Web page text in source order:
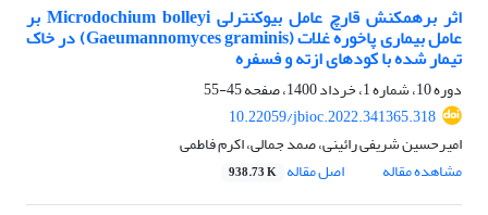
اثر برهمکنش قارچ عامل بیوکنترلی Microdochium bolleyi بر
عامل بیماری پاخوره غلات (Gaeumannomyces graminis) در خاک
تیمار شده با کودهای ازته و فسفره
دوره 10، شماره 1، خرداد 1400، صفحه
45-55
10.22059/jbioc.2022.341365.318
امیرحسین شریفی رائینی، صمد جمالی، اکرم فاطمی
مشاهده مقاله
اصل مقاله 938.73 K